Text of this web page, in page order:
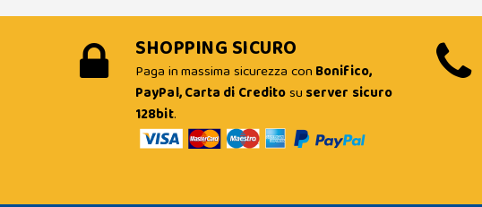
SHOPPING SICURO
Paga in massima sicurezza con Bonifico,
PayPal, Carta di Creditosu server sicuro
128bit.